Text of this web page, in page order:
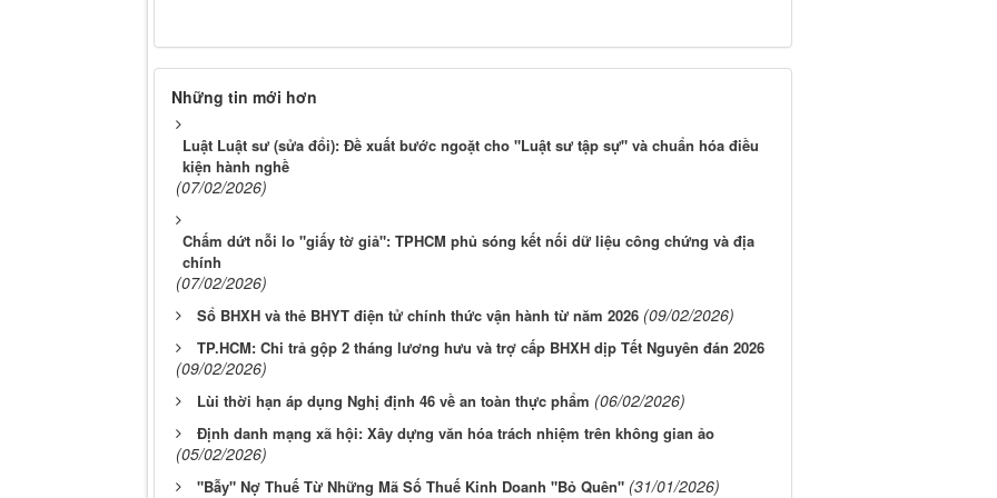
Những tin mới hơn
Luật Luật sư (sửa đổi): Đề xuất bước ngoặt cho "Luật sư tập sự" và chuẩn hóa điều
kiện hành nghề
(07/02/2026)
Chấm dứt nỗi lo "giấy tờ giả": TPHCM phủ sóng kết nối dữ liệu công chứng và địa
chính
(07/02/2026)
Sổ BHXH và thẻ BHYT điện tử chính thức vận hành từ năm 2026 (09/02/2026)
TP.HCM: Chi trả gộp 2 tháng lương hưu và trợ cấp BHXH dịp Tết Nguyên đán 2026
(09/02/2026)
Lùi thời hạn áp dụng Nghị định 46 về an toàn thực phẩm (06/02/2026)
Định danh mạng xã hội: Xây dựng văn hóa trách nhiệm trên không gian ảo
(05/02/2026)
"Bẫy" Nợ Thuế Từ Những Mã Số Thuế Kinh Doanh "Bỏ Quên" (31/01/2026)